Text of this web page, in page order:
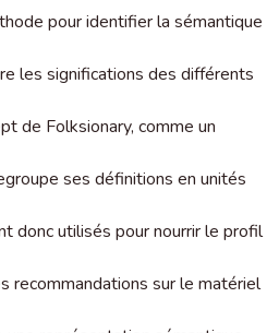
pour identifier la sémantique
les significations des différents
de Folksionary, comme un
ses définitions en unités
donc utilisés pour nourrir le profil
recommandations sur le matériel